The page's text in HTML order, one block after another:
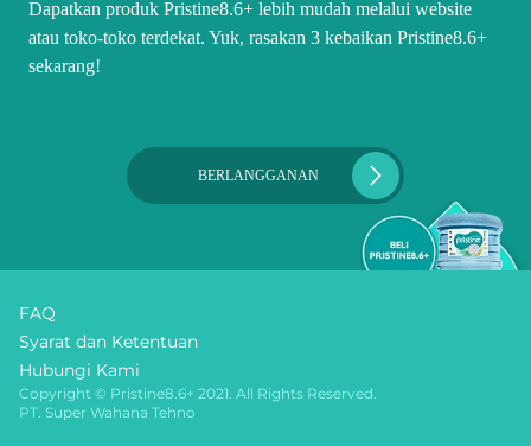
Dapatkan produk Pristine8.6+ lebih mudah melalui website
atau toko-toko terdekat. Yuk, rasakan 3 kebaikan Pristine8.6+
sekarang!
BERLANGGANAN
FAQ
Syarat dan Ketentuan
Hubungi Kami
Copyright © Pristine8.6+ 2021. All Rights Reserved.
PT. Super Wahana Tehno